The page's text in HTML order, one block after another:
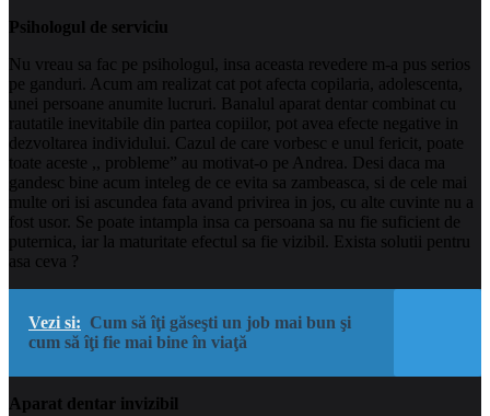
Psihologul de serviciu
Nu vreau sa fac pe psihologul, insa aceasta revedere m-a pus serios
pe ganduri. Acum am realizat cat pot afecta copilaria, adolescenta,
unei persoane anumite lucruri. Banalul aparat dentar combinat cu
rautatile inevitabile din partea copiilor, pot avea efecte negative in
dezvoltarea individului. Cazul de care vorbesc e unul fericit, poate
toate aceste ,, probleme” au motivat-o pe Andrea. Desi daca ma
gandesc bine acum inteleg de ce evita sa zambeasca, si de cele mai
multe ori isi ascundea fata avand privirea in jos, cu alte cuvinte nu a
fost usor. Se poate intampla insa ca persoana sa nu fie suficient de
puternica, iar la maturitate efectul sa fie vizibil. Exista solutii pentru
asa ceva ?
Vezi si: Cum să îţi găseşti un job mai bun şi
cum să îţi fie mai bine în viaţă
Aparat dentar invizibil